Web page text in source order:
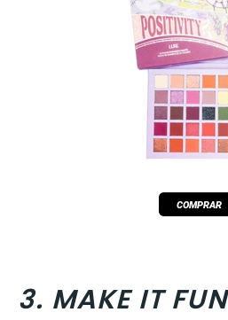
3. MAKE IT FUN